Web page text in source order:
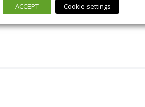
ACCEPT
Cookie settings